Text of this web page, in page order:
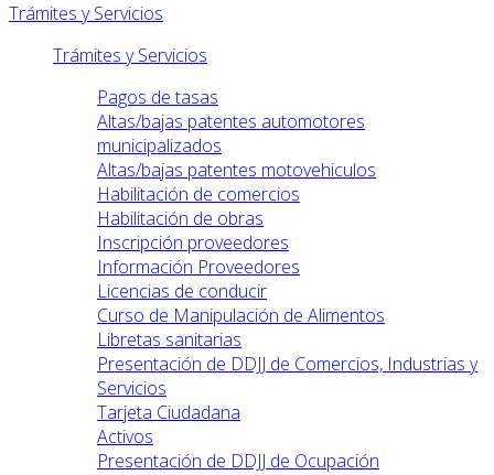
Trámites y Servicios
Trámites y Servicios
Pagos de tasas
Altas/bajas patentes automotores
municipalizados
Altas/bajas patentes motovehiculos
Habilitación de comercios
Habilitación de obras
Inscripción proveedores
Información Proveedores
Licencias de conducir
Curso de Manipulación de Alimentos
Libretas sanitarias
Presentación de DDJJ de Comercios, Industrias y
Servicios
Tarjeta Ciudadana
Activos
Presentación de DDJJ de Ocupación